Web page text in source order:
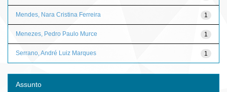
1
Mendes, Nara Cristina Ferreira
1
Menezes, Pedro Paulo Murce
1
Serrano, André Luiz Marques
Assunto